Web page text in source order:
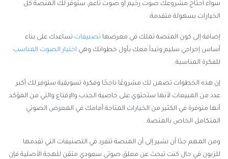
سواء احتاج مشروعك صوت رخيم أو صوت ناعم، ستوفر لك المنصة كل
الخيارات بسهولة متقدمة.
إضافة إلى كون المنصة تملك في معرضها تصنيفات تساعدك على بناء
أساس إخراجي سليم وتبدأ معك بأول خطواتك وهي اختيار الصوت المناسب
للفكرة المناسبة.
إن هذه الخطوات تضمن لك مشروعًا ناجحًا وفكرة تسويقية ستوفر لك أكبر
عدد من المبيعات لأنها ستحتوي على خاصية الجذب والإقناع والتي من المؤكد
أنها متوفرة في الكثير من الخيارات المتاحة أمامك في المعرض الصوتي
المتكامل الخاص بالمنصة.
ومن المهم جدًا أن نشير إلى أن المنصة تتفرد في التصنيفات التي تقدمها
للزبون في حال كنت تبحث عن معلق صوتي سعودي متقن للهجة الأصلية فإن